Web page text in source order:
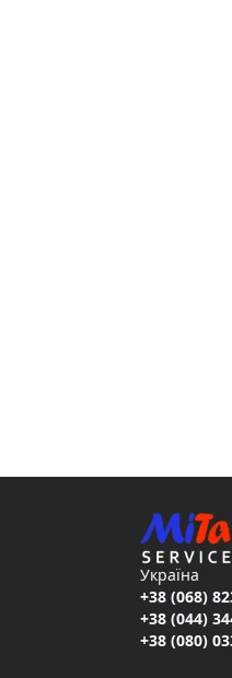
Україна
+38 (068)
+38 (044)
+38 (080)